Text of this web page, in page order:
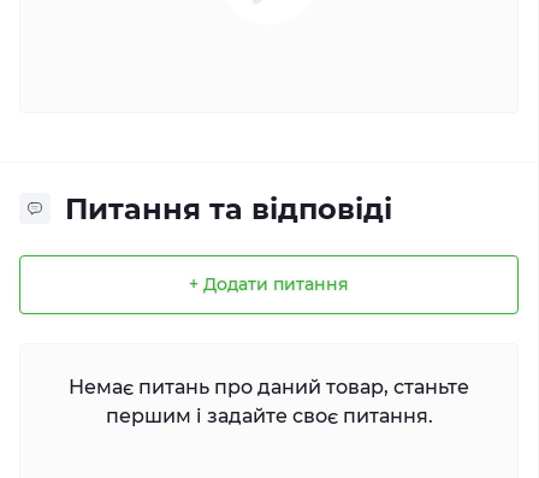
Питання та відповіді
+ Додати питання
Немає питань про даний товар, станьте
першим і задайте своє питання.